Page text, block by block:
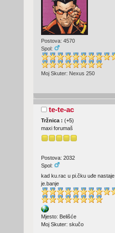
Postova: 4570
Spol:
Moj Skuter: Nexus 250
te-te-ac
Tržnica : (+5)
maxi forumaš
Postova: 2032
Spol:
kad ku.rac u pi.čku uđe nastaje
je.banje
Mjesto: Belišće
Moj Skuter: skučo